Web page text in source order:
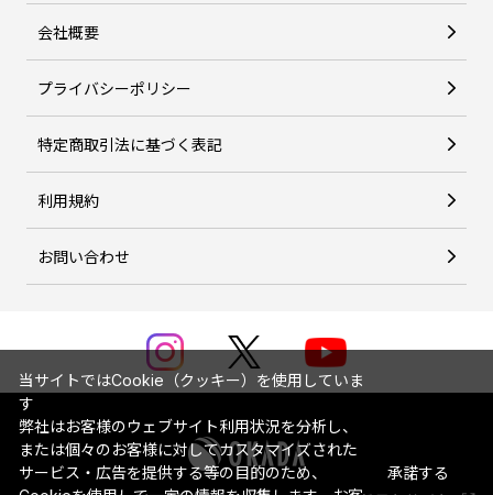
会社概要
プライバシーポリシー
特定商取引法に基づく表記
利用規約
お問い合わせ
当サイトではCookie（クッキー）を使用していま
す
弊社はお客様のウェブサイト利用状況を分析し、
または個々のお客様に対してカスタマイズされた
サービス・広告を提供する等の目的のため、
承諾する